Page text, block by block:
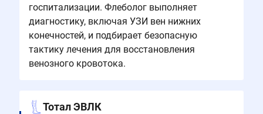
госпитализации. Флеболог выполняет
диагностику, включая УЗИ вен нижних
конечностей, и подбирает безопасную
тактику лечения для восстановления
венозного кровотока.
Тотал ЭВЛК